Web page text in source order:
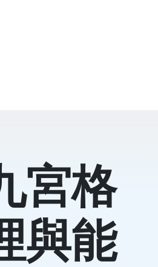
宮格
與能